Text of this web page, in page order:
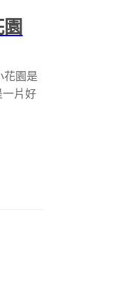
花園是
一片好